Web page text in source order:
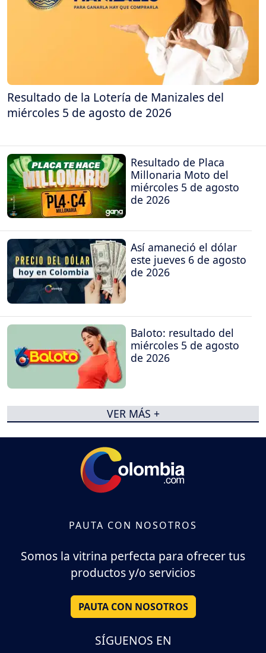
Resultado de la Lotería de Manizales del
miércoles 5 de agosto de 2026
Resultado de Placa
Millonaria Moto del
miércoles 5 de agosto
de 2026
Así amaneció el dólar
este jueves 6 de agosto
de 2026
Baloto: resultado del
miércoles 5 de agosto
de 2026
VER MÁS +
PAUTA CON NOSOTROS
Somos la vitrina perfecta para ofrecer tus
productos y/o servicios
PAUTA CON NOSOTROS
SÍGUENOS EN